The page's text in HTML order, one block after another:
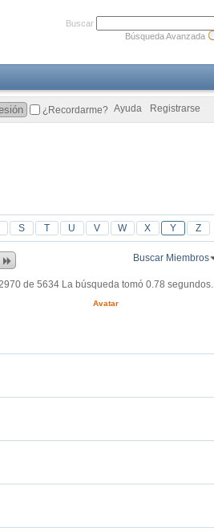
S T U V W X Y Z
Buscar Miembros
de 5634 La búsqueda tomó 0.78 segundos.
Avatar
Buscar
Búsqueda Avanzada
Registrarse
Ayuda
¿Recordarme?